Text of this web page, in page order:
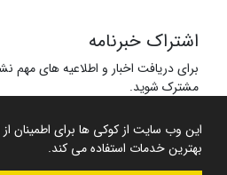
این وب سایت از کوکی ها برای اطمینان از
بهترین خدمات استفاده می کند.
اشتراک خبرنامه
برای دریافت اخبار و اطلاعیه های مهم
مشترک شوید.